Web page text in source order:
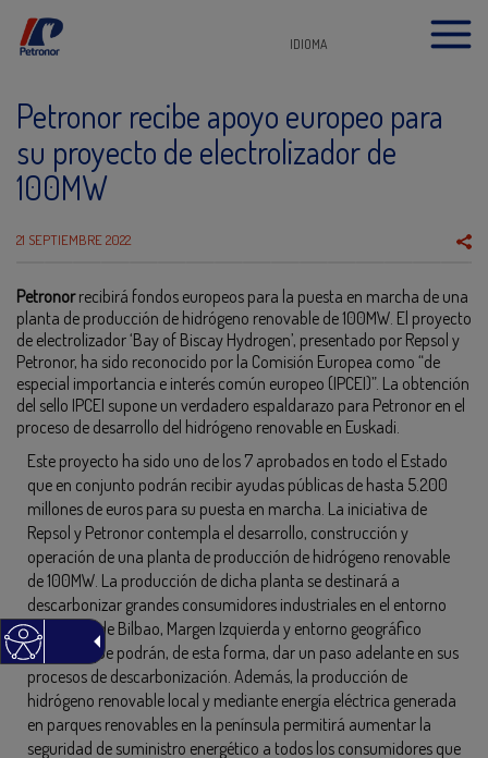
IDIOMA
Petronor recibe apoyo europeo para
su proyecto de electrolizador de
100MW
21 SEPTIEMBRE 2022
Petronorrecibirá fondos europeos para la puesta en marcha de una
planta de producción de hidrógeno renovable de 100MW. El proyecto
de electrolizador ‘Bay of Biscay Hydrogen’, presentado por Repsol y
Petronor, ha sido reconocido por la Comisión Europea como “de
especial importancia e interés común europeo (IPCEI)”. La obtención
del sello IPCEI supone un verdadero espaldarazo para Petronor en el
proceso de desarrollo del hidrógeno renovable en Euskadi.
Este proyecto ha sido uno de los 7 aprobados en todo el Estado
que en conjunto podrán recibir ayudas públicas de hasta 5.200
millones de euros para su puesta en marcha. La iniciativa de
Repsol y Petronor contempla el desarrollo, construcción y
operación de una planta de producción de hidrógeno renovable
de 100MW. La producción de dicha planta se destinará a
descarbonizar grandes consumidores industriales en el entorno
del Puerto de Bilbao, Margen Izquierda y entorno geográfico
cercano, que podrán, de esta forma, dar un paso adelante en sus
procesos de descarbonización. Además, la producción de
hidrógeno renovable local y mediante energía eléctrica generada
en parques renovables en la península permitirá aumentar la
seguridad de suministro energético a todos los consumidores que